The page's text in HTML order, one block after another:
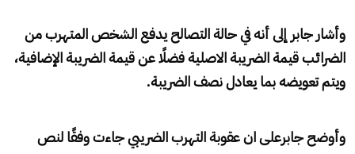
وأشار جابر إلى أنه في حالة التصالح يدفع الشخص المتهرب من
الضرائب قيمة الضريبة الاصلية فضلًا عن قيمة الضريبة الإضافية،
ويتم تعويضه بما يعادل نصف الضريبة.
وأوضح جابرعلى ان عقوبة التهرب الضريبي جاءت وفقًا لنص